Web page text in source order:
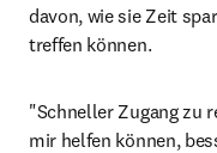
davon, wie sie Zeit
treffen können.
"Schneller Zugang zu
mir helfen können,